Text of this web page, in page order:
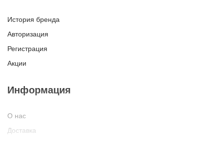
История бренда
Авторизация
Регистрация
Акции
Информация
О нас
Доставка